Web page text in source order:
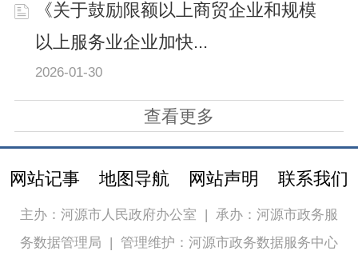
《关于鼓励限额以上商贸企业和规模
以上服务业企业加快...
2026-01-30
查看更多
网站记事 地图导航 网站声明 联系我们
主办：河源市人民政府办公室
承办：河源市政务服
务数据管理局
管理维护：河源市政务数据服务中心